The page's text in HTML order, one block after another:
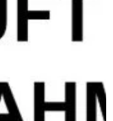
ohne wahre
Er gibt Hoffnung, wo
Er gibt Kraft, wo nach